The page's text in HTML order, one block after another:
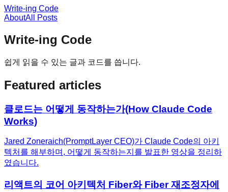
Write-ing Code
AboutAll Posts
Write-ing Code
쉽게 읽을 수 있는 글과 코드를 씁니다.
Featured articles
클로드는 어떻게 동작하는가(How Claude Code
Works)
Jared Zoneraich(PromptLayer CEO)가 Claude Code의 아키
텍처를 해부하며, 어떻게 동작하는지를 발표한 영상을 정리하
였습니다.
리액트의 코어 아키텍처 Fiber와 Fiber 재조정자에